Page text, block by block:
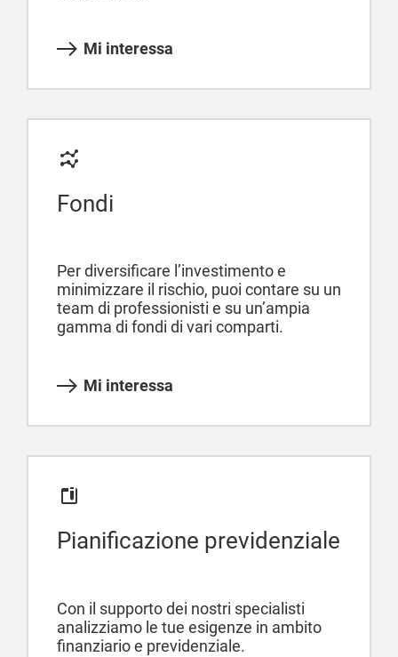
Mi interessa
Fondi
Per diversificare l’investimento e
minimizzare il rischio, puoi contare su un
team di professionisti e su un’ampia
gamma di fondi di vari comparti.
Mi interessa
Pianificazione previdenziale
Con il supporto dei nostri specialisti
analizziamo le tue esigenze in ambito
finanziario e previdenziale.